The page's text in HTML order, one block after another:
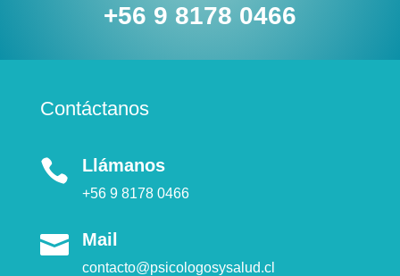
+56 9 8178 0466
Contáctanos
 Llámanos
+56 9 8178 0466
 Mail
contacto@psicologosysalud.cl